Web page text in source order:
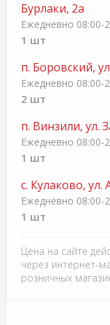
Бурлаки, 2а
Ежедневно 08:00-
1 шт
п. Боровский,
Ежедневно 08:00-
2 шт
п. Винзили, ул.
Ежедневно 08:00-
1 шт
с. Кулаково, ул.
Ежедневно 08:00-
1 шт
Цена на сайте
через интернет-
розничных